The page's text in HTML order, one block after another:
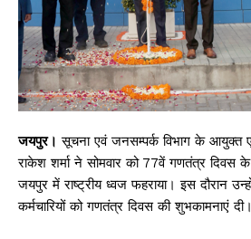
जयपुर। सूचना एवं जनसम्पर्क विभाग के आयुक्त
राकेश शर्मा ने सोमवार को 77वें गणतंत्र
जयपुर में राष्ट्रीय ध्वज फहराया। इस दौरान
कर्मचारियों को गणतंत्र दिवस की शुभकामनाएं दी।